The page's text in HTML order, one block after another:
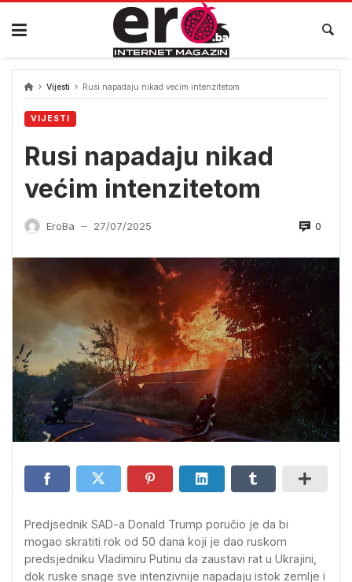
Skip
content
Vijesti Rusi napadaju nikad većim intenzitetom
VIJESTI
Rusi napadaju nikad
većim intenzitetom
EroBa — 27/07/2025 0
Predjsednik SAD-a Donald Trump poručio je da bi
mogao skratiti rok od 50 dana koji je dao ruskom
predsjedniku Vladimiru Putinu da zaustavi rat u Ukrajini,
dok ruske snage sve intenzivnije napadaju istok zemlje i